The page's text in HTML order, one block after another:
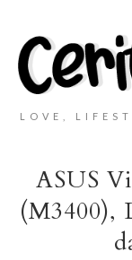
LOVE,
ASUS
(M3400),